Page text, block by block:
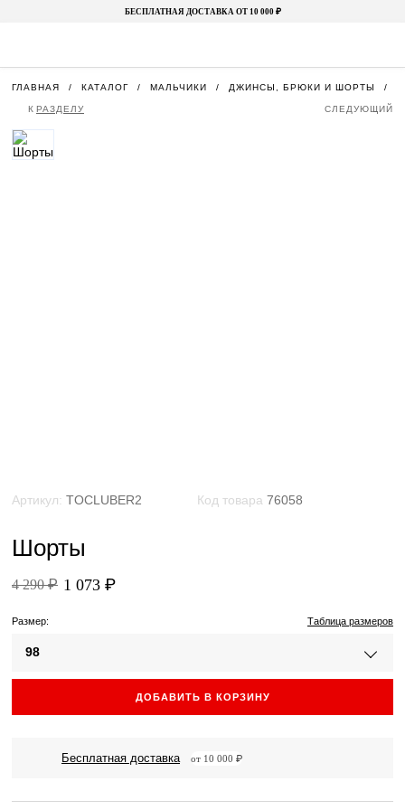
БЕСПЛАТНАЯ ДОСТАВКА ОТ 10 000 ₽
ГЛАВНАЯ КАТАЛОГ МАЛЬЧИКИ ДЖИНСЫ, БРЮКИ И ШОРТЫ
К РАЗДЕЛУ СЛЕДУЮЩИЙ
Артикул: TOCLUBER2 Код товара 76058
Шорты
4 290 ₽ 1 073 ₽
Размер: Таблица размеров
98
ДОБАВИТЬ В КОРЗИНУ
Бесплатная доставка от 10 000 ₽